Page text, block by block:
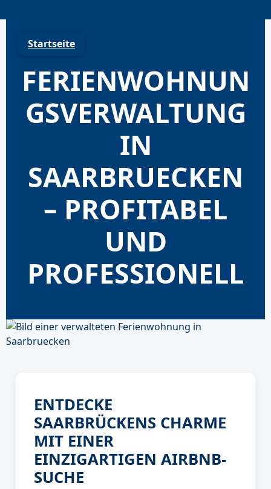
to
Startseite
FERIENWOHNUN
GSVERWALTUNG
IN
SAARBRUECKEN
– PROFITABEL
UND
PROFESSIONELL
ENTDECKE
SAARBRÜCKENS CHARME
MIT EINER
EINZIGARTIGEN AIRBNB-
SUCHE